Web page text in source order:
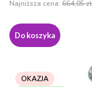
Najniższa cena: 664,05 zł
Do koszyka
OKAZJA